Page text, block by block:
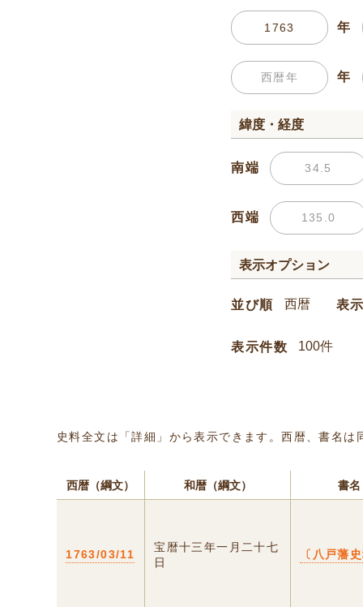
年
年
緯度・経度
南端
西端
表示オプション
並び順 表
表示件数
史料全文は「詳細」から表示できます。西暦、書名
西暦（綱文） 和暦（綱文） 書名
1763/03/11
宝暦十三年一月二十七
日
〔八戸藩